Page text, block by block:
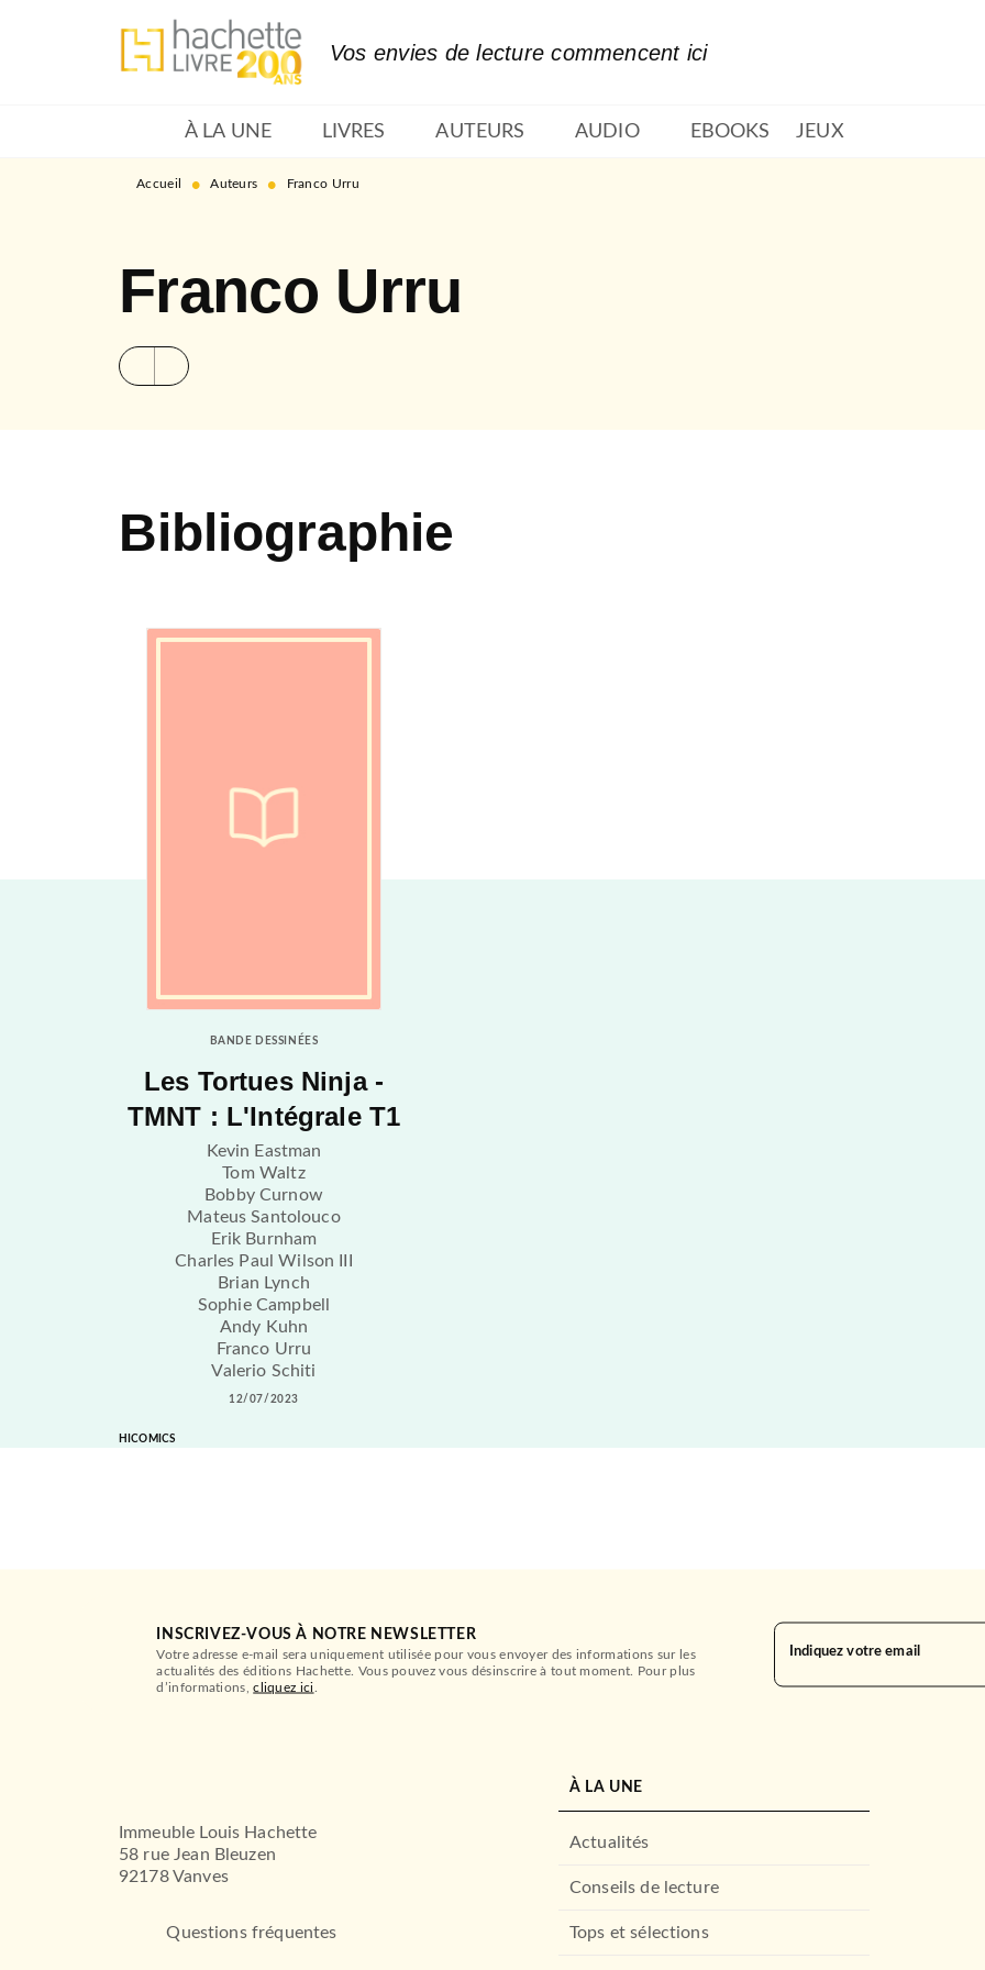
MENU RECHERCHE
Vos envies de lecture commencent ici
À LA UNE LIVRES AUTEURS AUDIO EBOOKS JEUX
Accueil • Auteurs • Franco Urru
Franco Urru
Bibliographie
BANDE DESSINÉES
Les Tortues Ninja -
TMNT : L'Intégrale T1
Kevin Eastman
Tom Waltz
Bobby Curnow
Mateus Santolouco
Erik Burnham
Charles Paul Wilson III
Brian Lynch
Sophie Campbell
Andy Kuhn
Franco Urru
Valerio Schiti
12/07/2023
HICOMICS
INSCRIVEZ-VOUS À NOTRE NEWSLETTER
Votre adresse e-mail sera uniquement utilisée pour vous envoyer des informations sur les
actualités des éditions Hachette. Vous pouvez vous désinscrire à tout moment. Pour plus
d’informations,cliquez ici
Indiquez votre email
Immeuble Louis Hachette
58 rue Jean Bleuzen
92178 Vanves
Questions fréquentes
À LA UNE
Actualités
Conseils de lecture
Tops et sélections